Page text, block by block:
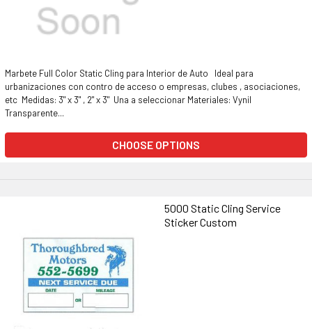
Marbete Full Color Static Cling para Interior de Auto Ideal para
urbanizaciones con contro de acceso o empresas, clubes , asociaciones,
etc Medidas: 3" x 3" , 2" x 3" Una a seleccionar Materiales: Vynil
Transparente...
CHOOSE OPTIONS
5000 Static Cling Service
Sticker Custom